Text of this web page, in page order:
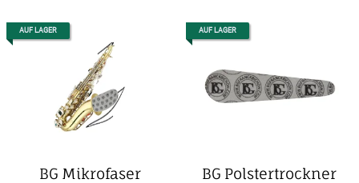
AUF LAGER
BG Mikrofaser
AUF LAGER
BG Polstertrockner